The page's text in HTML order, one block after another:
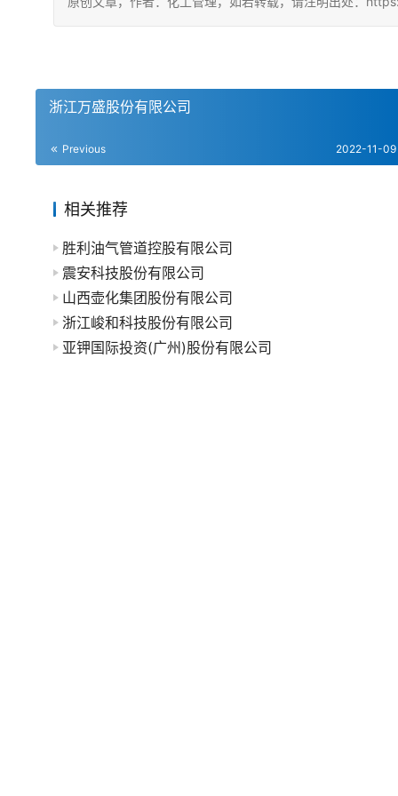
浙江万盛股份有限公司
Previous 2022-11-09
相关推荐
胜利油气管道控股有限公司
震安科技股份有限公司
山西壶化集团股份有限公司
浙江峻和科技股份有限公司
亚钾国际投资(广州)股份有限公司